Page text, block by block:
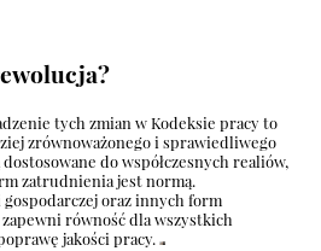
tych zmian w Kodeksie pracy to
zrównoważonego i sprawiedliwego
do współczesnych realiów,
zatrudnienia jest normą.
oraz innych form
równość dla wszystkich
jakości pracy.